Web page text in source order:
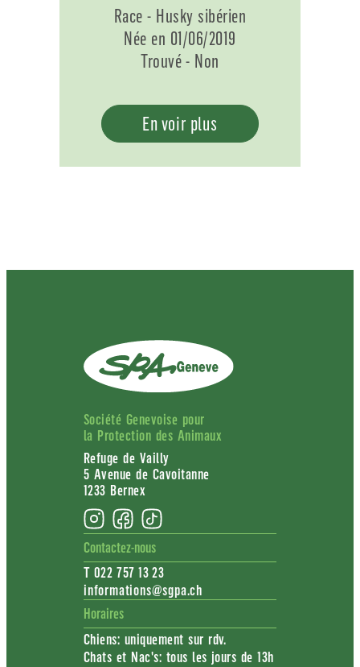
Race - Husky sibérien
Née en 01/06/2019
Trouvé - Non
En voir plus
Société Genevoise pour
la Protection des Animaux
Refuge de Vailly
5 Avenue de Cavoitanne
1233 Bernex
Contactez-nous
T 022 757 13 23
informations@sgpa.ch
Horaires
Chiens: uniquement sur rdv.
Chats et Nac's: tous les jours de 13h